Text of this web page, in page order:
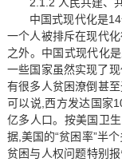
2.1.2 人民共建、
中国式现代化是
一个人被排斥在现代
之外。中国式现代化
一些国家虽然实现了
有很多人贫困潦倒甚
可以说,西方发达国家
亿多人口。按美国卫
据,美国的“贫困率”半
贫困与人权问题特别